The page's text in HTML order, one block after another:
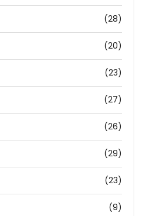
(28)
(20)
(23)
(27)
(26)
(29)
(23)
(9)